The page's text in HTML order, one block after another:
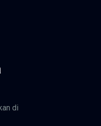
di